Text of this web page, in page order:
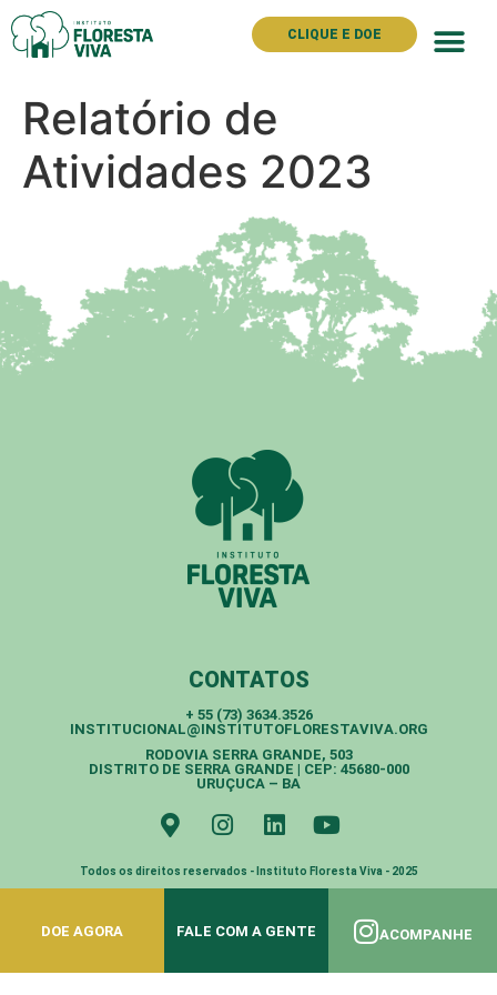
CLIQUE E DOE
Relatório de
Atividades 2023
CONTATOS
+ 55 (73) 3634.3526
INSTITUCIONAL@INSTITUTOFLORESTAVIVA.ORG
RODOVIA SERRA GRANDE, 503
DISTRITO DE SERRA GRANDE | CEP: 45680-000
URUÇUCA – BA
Todos os direitos reservados - Instituto Floresta Viva - 2025
DOE AGORA FALE COM A GENTE ACOMPANHE